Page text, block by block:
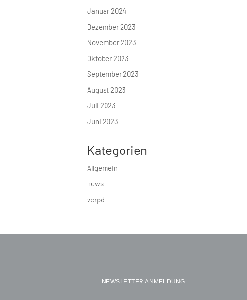
Januar 2024
Dezember 2023
November 2023
Oktober 2023
September 2023
August 2023
Juli 2023
Juni 2023
Kategorien
Allgemein
news
verpd
NEWSLETTER ANMELDUNG